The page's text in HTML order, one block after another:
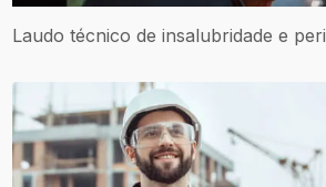
Laudo técnico de insalubridade e